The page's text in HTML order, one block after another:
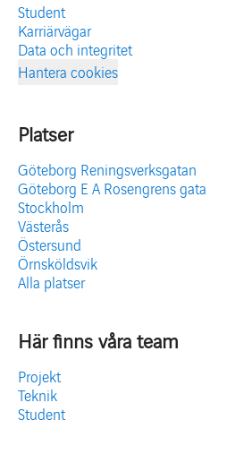
Student
Karriärvägar
Data och integritet
Hantera cookies
Platser
Göteborg Reningsverksgatan
Göteborg E A Rosengrens gata
Stockholm
Västerås
Östersund
Örnsköldsvik
Alla platser
Här finns våra team
Projekt
Teknik
Student